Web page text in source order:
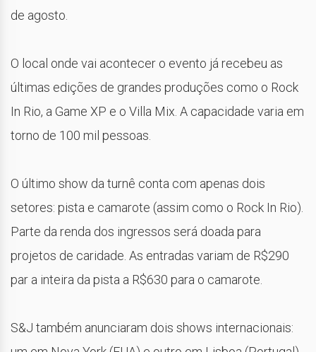
de agosto.
O local onde vai acontecer o evento já recebeu as
últimas edições de grandes produções como o Rock
In Rio, a Game XP e o Villa Mix. A capacidade varia em
torno de 100 mil pessoas.
O último show da turnê conta com apenas dois
setores: pista e camarote (assim como o Rock In Rio).
Parte da renda dos ingressos será doada para
projetos de caridade. As entradas variam de R$290
par a inteira da pista a R$630 para o camarote.
S&J também anunciaram dois shows internacionais: